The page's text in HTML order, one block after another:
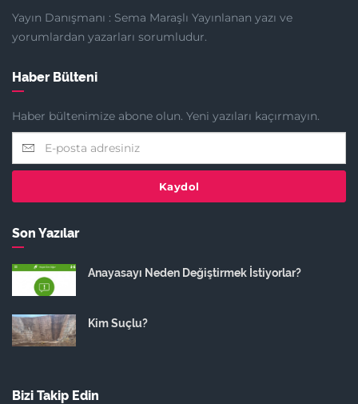
Yayın Danışmanı : Sema Maraşlı Yayınlanan yazı ve
yorumlardan yazarları sorumludur.
Haber Bülteni
Haber bültenimize abone olun. Yeni yazıları kaçırmayın.
Kaydol
Son Yazılar
Anayasayı Neden Değiştirmek İstiyorlar?
Kim Suçlu?
Bizi Takip Edin